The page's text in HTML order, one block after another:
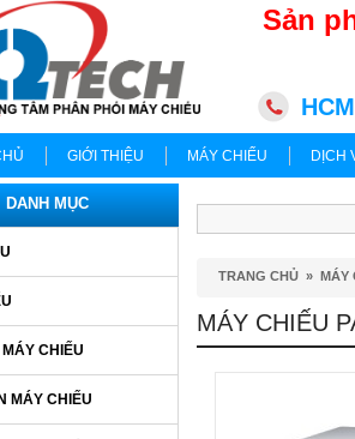
Sản
GIỚI THIỆU MÁY CHIẾU DỊCH
DANH MỤC
CHIẾU
MÁY CHIẾU
TRANG CHỦ » MÁY
MÁY CHIẾU